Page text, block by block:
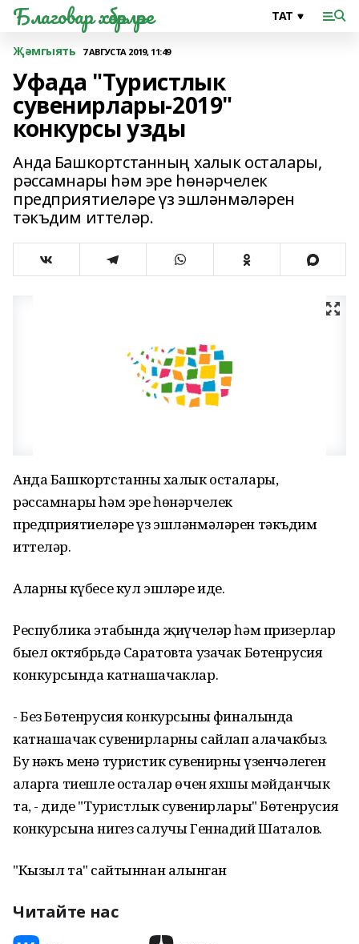
Благовар хәбәрләре
Җәмгыять 7 АВГУСТА 2019, 11:49
Уфада "Туристлык
сувенирлары-2019"
конкурсы узды
Анда Башкортстанның халык осталары,
рәссамнары һәм эре һөнәрчелек
предприятиеләре үз эшләнмәләрен
тәкъдим иттеләр.
Анда Башкортстанның халык осталары,
рәссамнары һәм эре һөнәрчелек
предприятиеләре үз эшләнмәләрен тәкъдим
иттеләр.
Аларның күбесе кул эшләре иде.
Республика этабында җиңүчеләр һәм призерлар
быел октябрьдә Саратовта узачак Бөтенрусия
конкурсында катнашачаклар.
- Без Бөтенрусия конкурсының финалында
катнашачак сувенирларны сайлап алачакбыз.
Бу нәкъ менә туристик сувенирның үзенчәлеген
аңларга тиешле осталар өчен яхшы мәйданчык
та, - диде "Туристлык сувенирлары" Бөтенрусия
конкурсына нигез салучы Геннадий Шаталов.
"Кызыл таң" сайтыннан алынган
Читайте нас